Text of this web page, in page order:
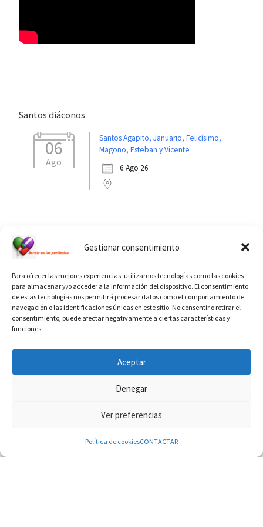
Gestionar consentimiento
Para ofrecer las mejores experiencias, utilizamos tecnologías como las cookies
para almacenar y/o acceder a la información del dispositivo. El consentimiento
de estas tecnologías nos permitirá procesar datos como el comportamiento de
navegación o las identificaciones únicas en este sitio. No consentir o retirar el
consentimiento, puede afectar negativamente a ciertas características y
funciones.
Aceptar
Denegar
Ver preferencias
Política de cookiesCONTACTAR
Santos diáconos
06
Ago
Santos Agapito, Januario, Felicísimo,
Magono, Esteban y Vicente
6 Ago 26
Diaconado permanente– Todos los derechos reservados
WP